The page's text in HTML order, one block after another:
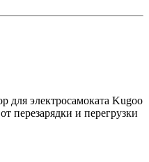
для электросамоката Kugoo
перезарядки и перегрузки